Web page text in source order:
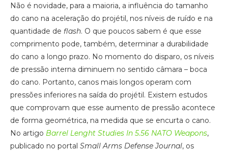
Não é novidade, para a maioria, a influência do tamanho
do cano na aceleração do projétil, nos níveis de ruído e na
quantidade de flash. O que poucos sabem é que esse
comprimento pode, também, determinar a durabilidade
do cano a longo prazo. No momento do disparo, os níveis
de pressão interna diminuem no sentido câmara – boca
do cano. Portanto, canos mais longos operam com
pressões inferiores na saída do projétil. Existem estudos
que comprovam que esse aumento de pressão acontece
de forma geométrica, na medida que se encurta o cano.
No artigo Barrel Lenght Studies In 5.56 NATO Weapons,
publicado no portal Small Arms Defense Journal, os